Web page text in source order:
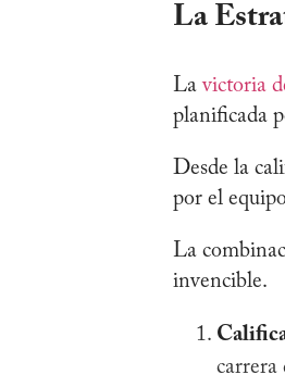
La
Lavictoria
planificada
Desde la
por el
La
invencible.
carrera